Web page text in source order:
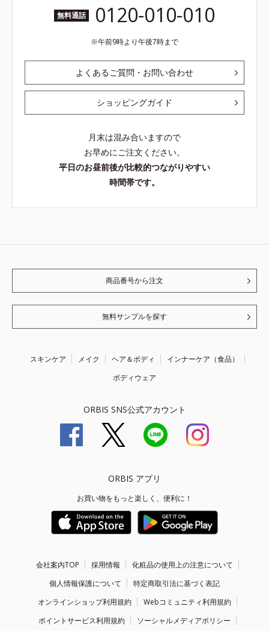
無料通話 0120-010-010
午前9時より午後7時まで
よくあるご質問・お問い合わせ
ショッピングガイド
月末は混み合いますので
お早めにご注文ください。
平日のお昼前後が比較的つながりやすい
時間帯です。
商品番号から注文
無料サンプルを探す
スキンケア メイク ヘア＆ボディ
インナーケア（食品）
ボディウェア
ORBIS SNS公式アカウント
ORBIS アプリ
お買い物をもっと楽しく、便利に！
会社案内TOP 採用情報
化粧品の使用上の注意について
個人情報保護について
特定商取引法に基づく表記
オンラインショップ利用規約
Webコミュニティ利用規約
ポイントサービス利用規約
ソーシャルメディアポリシー